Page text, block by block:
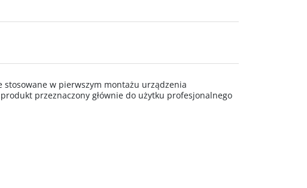
w pierwszym montażu urządzenia
przeznaczony głównie do użytku profesjonalnego